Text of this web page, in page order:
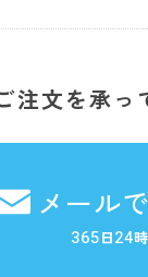
文を承っ
メール
365日24